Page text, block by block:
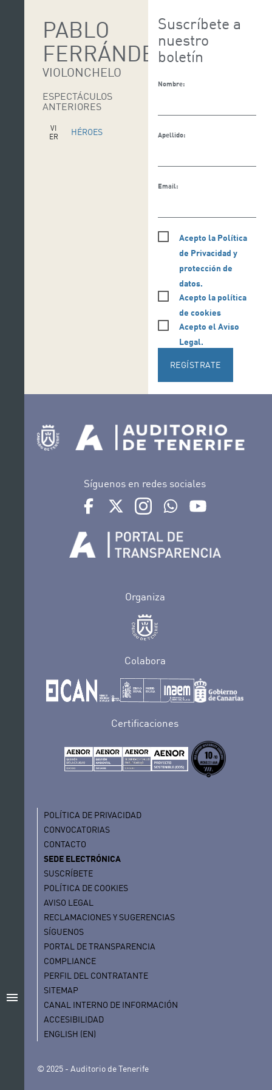
menu
PABLO
FERRÁNDEZ
VIOLONCHELO
ESPECTÁCULOS
ANTERIORES
VI
ER
HÉROES
Suscríbete a
nuestro
boletín
Nombre:
Apellido:
Email:
Acepto la Política
de Privacidad y
protección de
datos.
Acepto la política
de cookies
Acepto el Aviso
Legal.
REGÍSTRATE
Síguenos en redes sociales
Ir a perfil de Auditorio de Tenerife en Facebook
Ir a perfil de Auditorio de Tenerife en
Ir a perfil de Auditorio de
Ir al Boletín Whatsapp
Organiza
Colabora
Certificaciones
POLÍTICA DE PRIVACIDAD
CONVOCATORIAS
CONTACTO
SEDE ELECTRÓNICA
SUSCRÍBETE
POLÍTICA DE COOKIES
AVISO LEGAL
RECLAMACIONES Y SUGERENCIAS
SÍGUENOS
PORTAL DE TRANSPARENCIA
COMPLIANCE
PERFIL DEL CONTRATANTE
SITEMAP
CANAL INTERNO DE INFORMACIÓN
ACCESIBILIDAD
ENGLISH (EN)
© 2025 - Auditorio de Tenerife